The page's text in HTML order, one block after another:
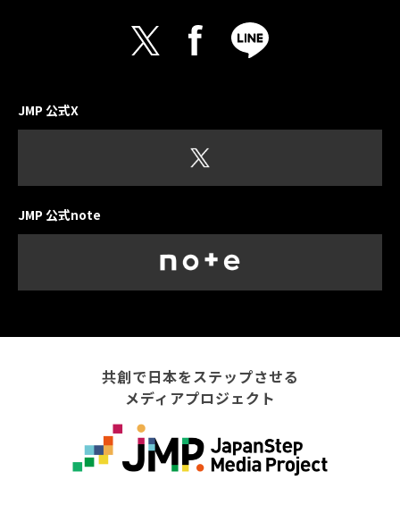
JMP 公式X
JMP 公式note
共創で日本をステップさせる
メディアプロジェクト